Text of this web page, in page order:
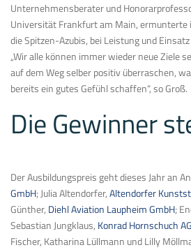
Unternehmensberater und
Universität Frankfurt am Main,
die Spitzen-Azubis, bei Leistung und
„Wir alle können immer wieder neue Ziele
auf dem Weg selber positiv überraschen,
bereits ein gutes Gefühl schaffen“, so Groß.
Die Gewinner
Der Ausbildungspreis geht dieses Jahr an
GmbH; Julia Altendorfer,Altendorfer
Günther, Diehl Aviation Laupheim GmbH;
Sebastian Jungklaus, Konrad Hornschuch AG
Fischer, Katharina Lüllmann und Lilly